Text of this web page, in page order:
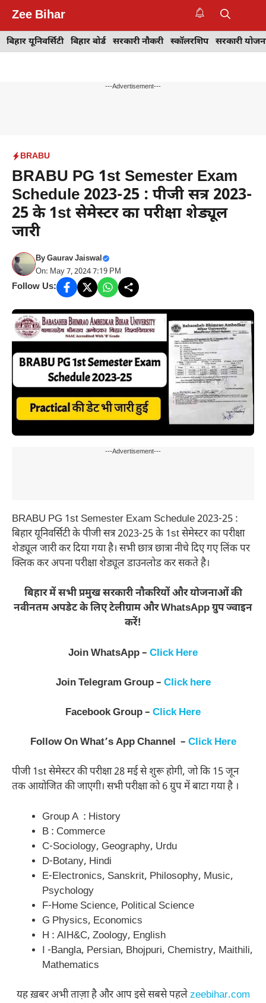
content
Zee Bihar
बिहार यूनिवर्सिटी बिहार बोर्ड सरकारी नौकरी स्कॉलरशिप सरकारी
---Advertisement---
BRABU
BRABU PG 1st Semester Exam
Schedule 2023-25 : पीजी सत्र 2023-
25 के 1st सेमेस्टर का परीक्षा शेड्यूल
जारी
ByGaurav Jaiswal
On: May 7, 2024 7:19 PM
Follow Us:
---Advertisement---
BRABU PG 1st Semester Exam Schedule 2023-25 :
बिहार यूनिवर्सिटी के पीजी सत्र 2023-25 के 1st सेमेस्टर का परीक्षा
शेड्यूल जारी कर दिया गया है। सभी छात्र छात्रा नीचे दिए गए लिंक पर
क्लिक कर अपना परीक्षा शेड्यूल डाउनलोड कर सकते है।
बिहार में सभी प्रमुख सरकारी नौकरियों और योजनाओं की
नवीनतम अपडेट के लिए टेलीग्राम और WhatsApp ग्रुप ज्वाइन
करें!
Join WhatsApp – Click Here
Join Telegram Group – Click here
Facebook Group – Click Here
Follow On What’s App Channel – Click Here
पीजी 1st सेमेस्टर की परीक्षा 28 मई से शुरू होगी, जो कि 15 जून
तक आयोजित की जाएगी। सभी परीक्षा को 6 ग्रुप में बाटा गया है ।
Group A : History
B : Commerce
C-Sociology, Geography, Urdu
D-Botany, Hindi
E-Electronics, Sanskrit, Philosophy, Music,
Psychology
F-Home Science, Political Science
G Physics, Economics
H : AIH&C, Zoology, English
I -Bangla, Persian, Bhojpuri, Chemistry, Maithili,
Mathematics
यह ख़बर अभी ताज़ा है और आप इसे सबसे पहलेzeebihar.com